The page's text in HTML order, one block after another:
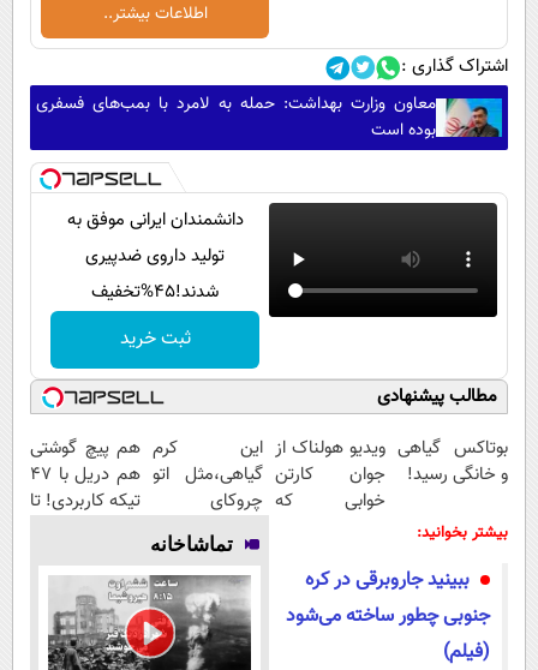
اطلاعات بیشتر..
اشتراک گذاری :
معاون وزارت بهداشت: حمله به لامرد با بمب‌های فسفری
بوده است
دانشمندان ایرانی موفق به
تولید داروی ضدپیری
شدند!45%تخفیف
ثبت خرید
مطالب پیشنهادی
بوتاکس گیاهی
و خانگی رسید!
ویدیو هولناک از
جوان کارتن
خوابی که
این کرم
گیاهی،مثل اتو
چروکای
پوستتوصاف
میکنه!50%تخفیف
هم پیچ گوشتی
هم دریل با 47
تیکه کاربردی! تا
بیشتر بخوانید:
ببینید جاروبرقی در کره
جنوبی چطور ساخته می‌شود
(فیلم)
تماشاخانه